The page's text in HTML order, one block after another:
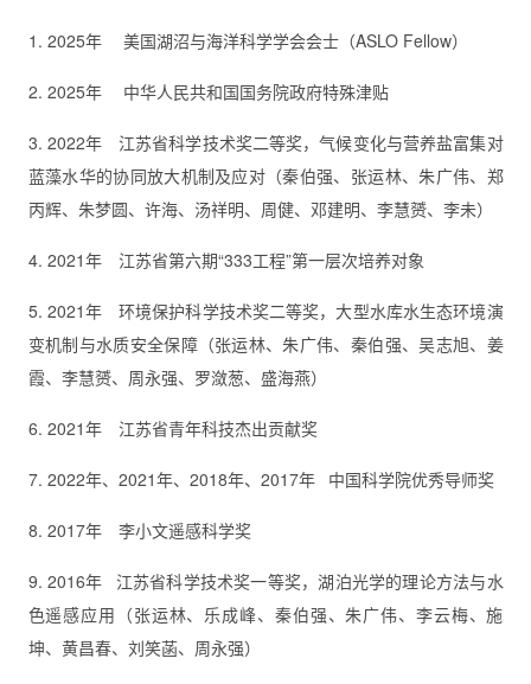
1. 2025年 美国湖沼与海洋科学学会会士（ASLO Fellow）
2. 2025年 中华人民共和国国务院政府特殊津贴
3. 2022年 江苏省科学技术奖二等奖，气候变化与营养盐富集对
蓝藻水华的协同放大机制及应对（秦伯强、张运林、朱广伟、郑
丙辉、朱梦圆、许海、汤祥明、周健、邓建明、李慧赟、李未）
4. 2021年 江苏省第六期“333工程”第一层次培养对象
5. 2021年 环境保护科学技术奖二等奖，大型水库水生态环境演
变机制与水质安全保障（张运林、朱广伟、秦伯强、吴志旭、姜
霞、李慧赟、周永强、罗潋葱、盛海燕）
6. 2021年 江苏省青年科技杰出贡献奖
7. 2022年、2021年、2018年、2017年 中国科学院优秀导师奖
8. 2017年 李小文遥感科学奖
9. 2016年 江苏省科学技术奖一等奖，湖泊光学的理论方法与水
色遥感应用（张运林、乐成峰、秦伯强、朱广伟、李云梅、施
坤、黄昌春、刘笑菡、周永强）